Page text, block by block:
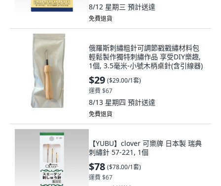
8/12 星期三 預計送達
免費退貨
俄羅斯刺繡粗針可調節戳戳繡材料包
輕鬆製作獨特刺繡作品 享受DIY樂趣,
1個, 3.5毫米-小號木柄桌針(含引線器)
$29 ($29.00/1套)
運費 $67
8/13 星期四 預計送達
免費退貨
【YUBU】clover 可樂牌 日本製 瑞典
刺繡針 57-221, 1個
$78 ($78.00/1套)
運費 $67